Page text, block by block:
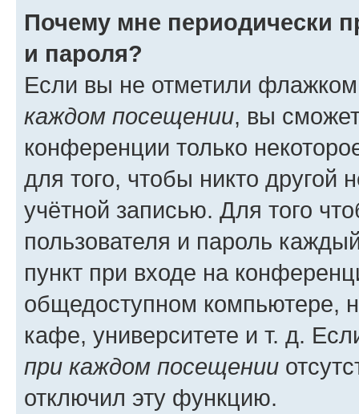
Почему мне периодически
и пароля?
Если вы не отметили
каждом посещении, вы
конференции только
для того, чтобы никто другой
учётной записью. Для того
пользователя и пароль
пункт при входе на
общедоступном компьютере,
кафе, университете и т. д.
при каждом посещении
отключил эту функцию.